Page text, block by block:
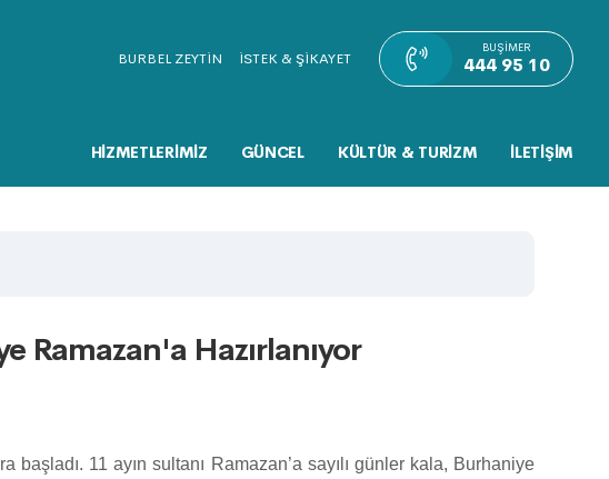
BURBEL ZEYTİN İSTEK & ŞİKAYET
BUŞIMER
444 95 10
HİZMETLERİMİZ GÜNCEL KÜLTÜR & TURİZM İLETİŞİM
Ramazan'a Hazırlanıyor
11 ayın sultanı Ramazan’a sayılı günler kala, Burhaniye